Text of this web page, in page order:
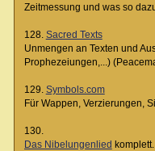
Zeitmessung und was so
128. Sacred Texts
Unmengen an Texten und
Prophezeiungen,...)
129. Symbols.com
Für Wappen, Verzierungen,
130.
Das Nibelungenlied